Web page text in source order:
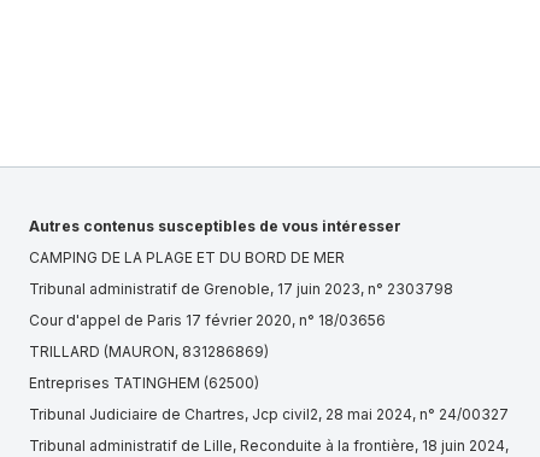
Autres contenus susceptibles de vous intéresser
CAMPING DE LA PLAGE ET DU BORD DE MER
Tribunal administratif de Grenoble, 17 juin 2023, n° 2303798
Cour d'appel de Paris 17 février 2020, n° 18/03656
TRILLARD (MAURON, 831286869)
Entreprises TATINGHEM (62500)
Tribunal Judiciaire de Chartres, Jcp civil2, 28 mai 2024, n° 24/00327
Tribunal administratif de Lille, Reconduite à la frontière, 18 juin 2024,